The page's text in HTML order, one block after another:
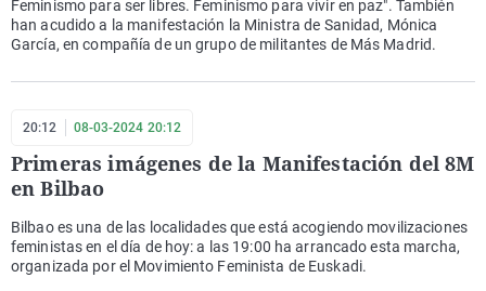
Feminismo para ser libres. Feminismo para vivir en paz". También
han acudido a la manifestación la Ministra de Sanidad, Mónica
García, en compañía de un grupo de militantes de Más Madrid.
20:12 08-03-2024 20:12
Primeras imágenes de la Manifestación del 8M
en Bilbao
Bilbao es una de las localidades que está acogiendo movilizaciones
feministas en el día de hoy: a las 19:00 ha arrancado esta marcha,
organizada por el Movimiento Feminista de Euskadi.